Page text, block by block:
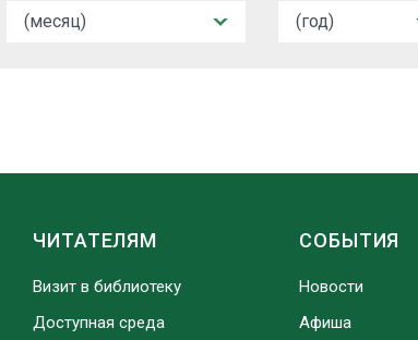
ЧИТАТЕЛЯМ
Визит в библиотеку
Доступная среда
СОБЫТИЯ
Новости
Афиша